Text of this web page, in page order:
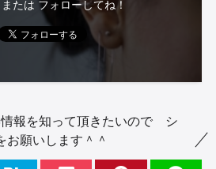
たは フォローしてね！
報を知って頂きたいので シ
お願いします＾＾